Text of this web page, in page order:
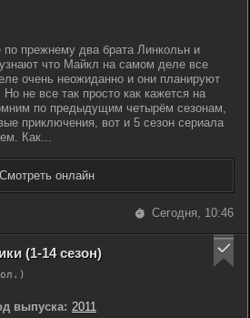
по прежнему два брата Линкольн и
что Майкл на самом деле все
очень неожиданно и они планируют
не все так просто как кажется на
по предыдущим четырём сезонам,
приключения, вот и 5 сезон сериала
Как...
Смотреть онлайн
Сегодня, 10:46
(1-14 сезон)
выпуска: 2011